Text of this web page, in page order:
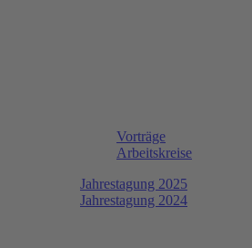
Vorträge
Arbeitskreise
Jahrestagung 2025
Jahrestagung 2024